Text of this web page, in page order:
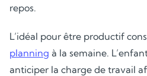
repos.
L’idéal pour être productif
planning à la semaine.
anticiper la charge de travail